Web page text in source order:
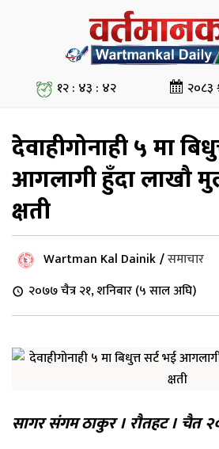
१२ : ४३ : ४३ २०८३
देवाहीगोनाही ५ मा
आगलागी हुँदा लाखौ
क्षती
Wartman Kal Dainik/समाचार
२०७७ चैत्र २१, शनिबार (५ साल अघि)
सागर संगम ठाकुर । राैतहट । चैत